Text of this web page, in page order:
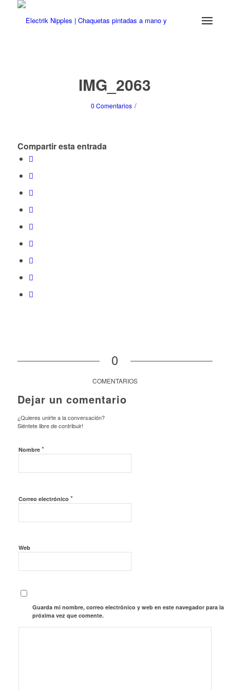
IMG_2063
0 Comentarios /
Compartir esta entrada
0
COMENTARIOS
Dejar un comentario
¿Quieres unirte a la conversación?
Siéntete libre de contribuir!
Nombre *
Correo electrónico *
Web
Guarda mi nombre, correo electrónico y web en este navegador para la
próxima vez que comente.